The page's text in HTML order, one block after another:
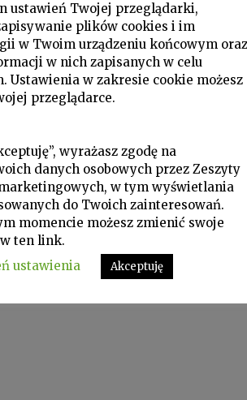
ustawień Twojej przeglądarki,
plików cookies i im
w Twoim urządzeniu końcowym oraz
w nich zapisanych w celu
Ustawienia w zakresie cookie możesz
przeglądarce.
wyrażasz zgodę na
danych osobowych przez Zeszyty
w tym wyświetlania
do Twoich zainteresowań.
momencie możesz zmienić swoje
ten link.
ustawienia
Akceptuję